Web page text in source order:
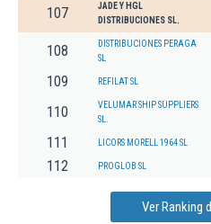
107
JADE Y HGL
DISTRIBUCIONES SL.
108
DISTRIBUCIONES PERAGA
SL
109 REFILAT SL
110
VELUMAR SHIP SUPPLIERS
SL.
111 LICORS MORELL 1964 SL
112 PROGLOB SL
Ver Ranking